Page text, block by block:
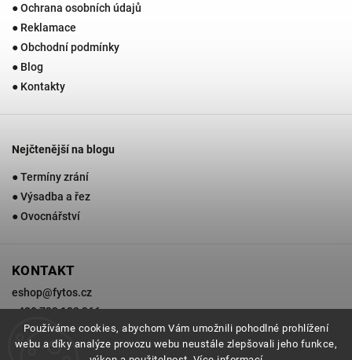
Používáme cookies, abychom Vám umožnili pohodlné prohlížení
webu a díky analýze provozu webu neustále zlepšovali jeho funkce,
● Ochrana osobních údajů
● Reklamace
● Obchodní podmínky
● Blog
● Kontakty
Nejčtenější na blogu
● Termíny zrání
● Výsadba a řez
● Ovocnářství
KONTAKT
eshop@fytos.cz
+420 733 133 366